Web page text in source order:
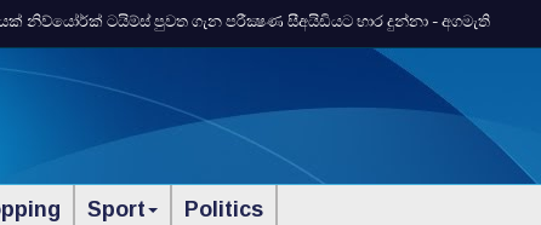
නිව්යෝර්ක්‌ ටයිම්ස්‌ පුවත ගැන පරීක්‍ෂණ සීඅයිඩියට භාර දුන්නා - අගමැති
Sport Politics